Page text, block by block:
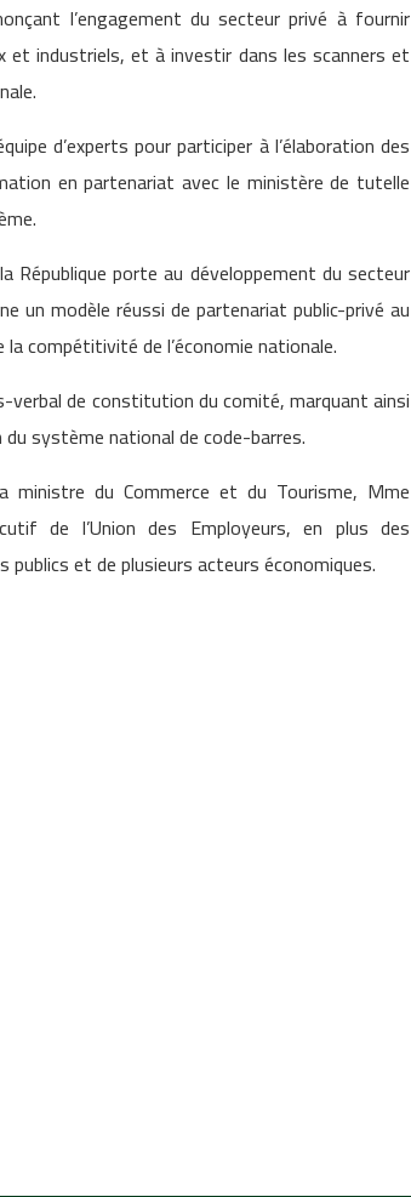
l’engagement du secteur privé à fournir
et industriels, et à investir dans les scanners et
d’experts pour participer à l’élaboration des
en partenariat avec le ministère de tutelle
République porte au développement du secteur
un modèle réussi de partenariat public-privé au
compétitivité de l’économie nationale.
verbal de constitution du comité, marquant ainsi
système national de code-barres.
ministre du Commerce et du Tourisme, Mme
de l’Union des Employeurs, en plus des
et de plusieurs acteurs économiques.